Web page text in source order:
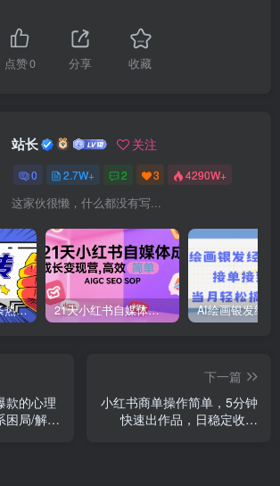
点赞0 分享 收藏
站长 关注
0 2.7W+ 2 3 4290W+
这家伙很懒，什么都没有写...
零成本零门槛头条热点搬运术，零门槛日入100+，工具+教程全部附上 21天小红书自媒体成长变现营，高效 简单 AIGC SEO SOP
款的心理
困局/解读
下一篇
小红书商单操作简单，5分钟
快速出作品，日稳定收入